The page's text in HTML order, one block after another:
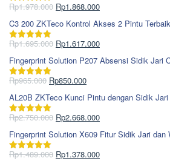
Dinilai5.00
Rp1.978.000 Harga
aslinya
adalah:
Rp1.978.000.
Rp1.868.000Harga
saat
ini
adalah:
C3 200 ZKTeco Kontrol Akses 2 Pintu Terbaik
Dinilai5.00
Rp1.695.000 Harga
aslinya
adalah:
Rp1.695.000.
Rp1.617.000Harga
saat
ini
Fingerprint Solution P207 Absensi Sidik Jari
Dinilai5.00
Rp965.000 Harga
aslinya
adalah:
Rp965.000.
Rp850.000Harga
saat
ini
adalah:
AL20B ZKTeco Kunci Pintu dengan Sidik
Dinilai5.00
Rp2.750.000 Harga
aslinya
adalah:
Rp2.750.000.
Rp2.668.000Harga
saat
ini
adalah:
Fingerprint Solution X609 Fitur Sidik Jari dan
Dinilai5.00
Rp1.489.000 Harga
Rp1.378.000Harga